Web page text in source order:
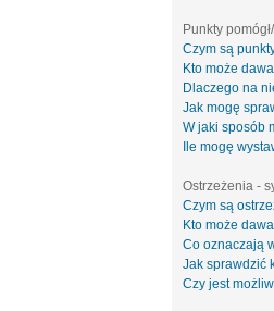
Punkty
Czym są
Kto może
Dlaczego na
Jak mogę
W jaki sposób
Ile mogę
Ostrzeżenia -
Czym są
Kto może
Co oznaczają
Jak sprawdzić
Czy jest